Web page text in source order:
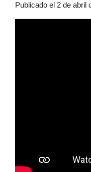
Publicado el 2 de abril